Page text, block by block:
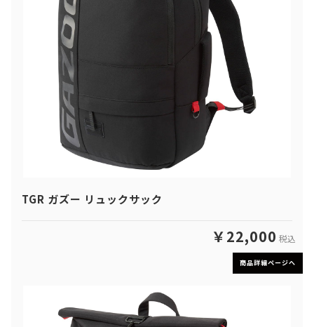
TGR ガズー リュックサック
￥22,000 税込
商品詳細ページへ